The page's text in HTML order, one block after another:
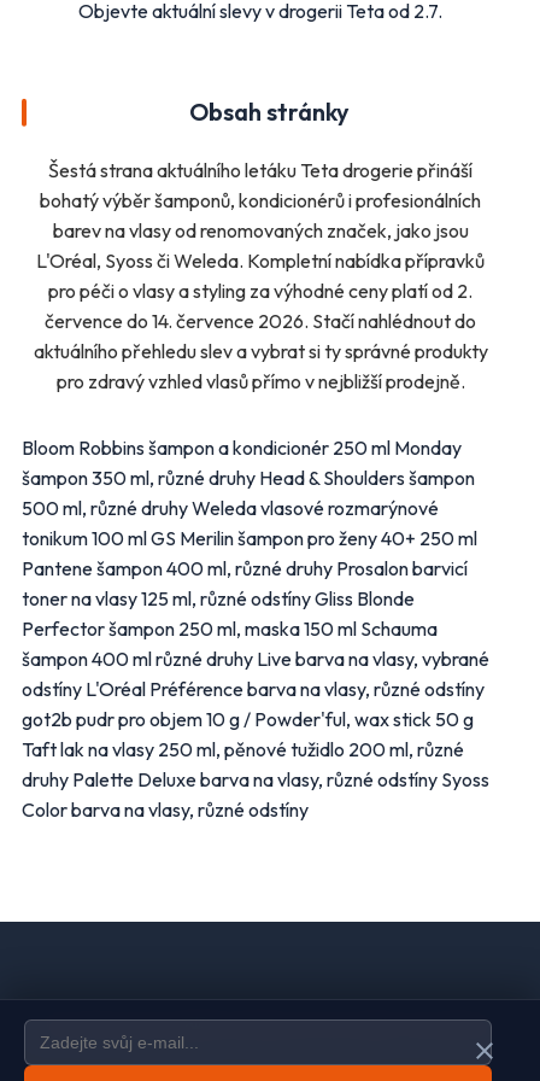
Objevte aktuální slevy v drogerii Teta od 2.7.
Obsah stránky
Šestá strana aktuálního letáku Teta drogerie přináší
bohatý výběr šamponů, kondicionérů i profesionálních
barev na vlasy od renomovaných značek, jako jsou
L'Oréal, Syoss či Weleda. Kompletní nabídka přípravků
pro péči o vlasy a styling za výhodné ceny platí od 2.
července do 14. července 2026. Stačí nahlédnout do
aktuálního přehledu slev a vybrat si ty správné produkty
pro zdravý vzhled vlasů přímo v nejbližší prodejně.
Bloom Robbins šampon a kondicionér 250 ml Monday
šampon 350 ml, různé druhy Head & Shoulders šampon
500 ml, různé druhy Weleda vlasové rozmarýnové
tonikum 100 ml GS Merilin šampon pro ženy 40+ 250 ml
Pantene šampon 400 ml, různé druhy Prosalon barvicí
toner na vlasy 125 ml, různé odstíny Gliss Blonde
Perfector šampon 250 ml, maska 150 ml Schauma
šampon 400 ml různé druhy Live barva na vlasy, vybrané
odstíny L'Oréal Préférence barva na vlasy, různé odstíny
got2b pudr pro objem 10 g / Powder'ful, wax stick 50 g
Taft lak na vlasy 250 ml, pěnové tužidlo 200 ml, různé
druhy Palette Deluxe barva na vlasy, různé odstíny Syoss
Color barva na vlasy, různé odstíny
DomůOchrana údajůKontaktSpravovat odběr newsletteru
close
Bydlení, zahrada
Drogerie, kosmetika
Elektro
Nábytek
Oblečení
Obuv
Sport
Pro děti, hračky
Lékárny
Auto moto
Ostatní supermarkety
Přihlásit k odběru